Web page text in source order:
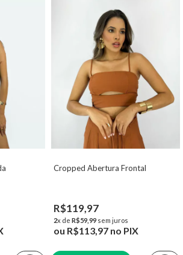
Cropped Abertura Frontal
R$119,97
2x de R$59,99 sem juros
ou R$113,97 no PIX